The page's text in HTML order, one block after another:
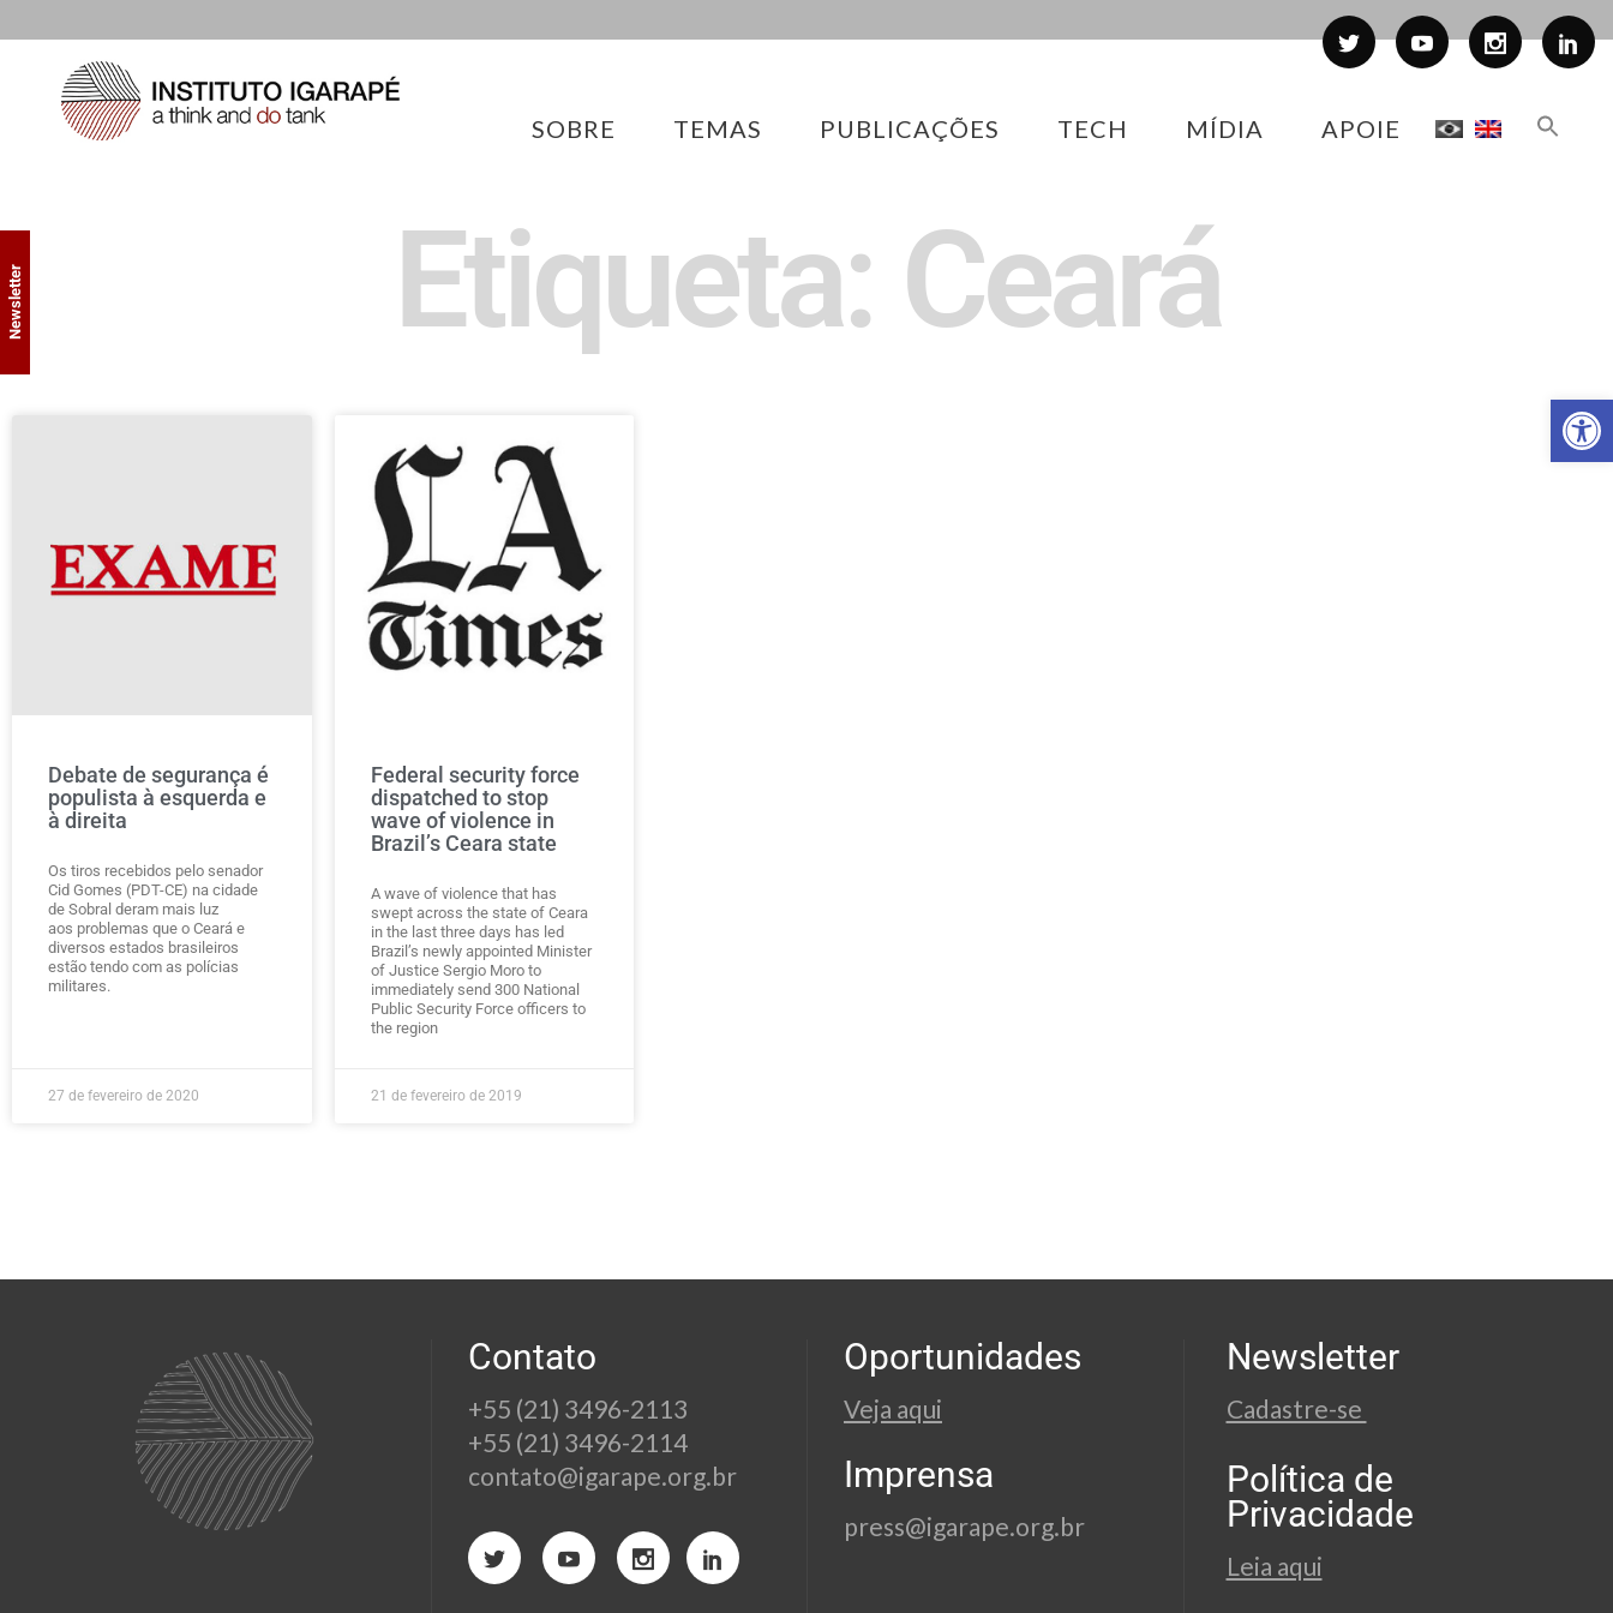
SOBRE TEMAS PUBLICAÇÕES TECH MÍDIA APOIE
Etiqueta: Ceará
Debate de segurança é
populista à esquerda e
à direita
Os tiros recebidos pelo senador
Cid Gomes (PDT-CE) na cidade
de Sobral deram mais luz
aos problemas que o Ceará e
diversos estados brasileiros
estão tendo com as polícias
militares.
27 de fevereiro de 2020
Federal security force
dispatched to stop
wave of violence in
Brazil’s Ceara state
A wave of violence that has
swept across the state of Ceara
in the last three days has led
Brazil’s newly appointed Minister
of Justice Sergio Moro to
immediately send 300 National
Public Security Force officers to
the region
21 de fevereiro de 2019
Contato
+55 (21) 3496-2113
+55 (21) 3496-2114
contato@igarape.org.br
Oportunidades
Veja aqui
Imprensa
press@igarape.org.br
Newsletter
Cadastre-se
Política de
Privacidade
Leia aqui
Newsletter